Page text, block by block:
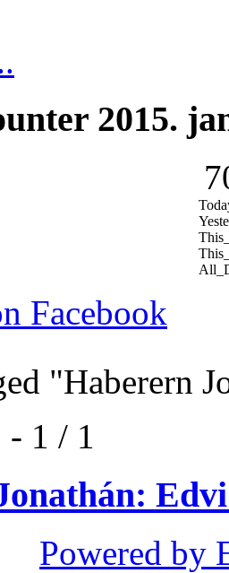
2015.
Facebook
"Haberern
- 1 / 1
Powered by